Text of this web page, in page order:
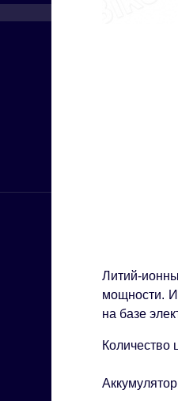
Литий-
мощности.
на базе
Количество